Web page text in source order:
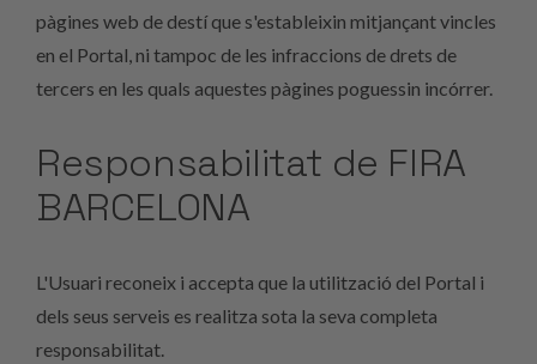
pàgines web de destí que s'estableixin mitjançant vincles
en el Portal, ni tampoc de les infraccions de drets de
tercers en les quals aquestes pàgines poguessin incórrer.
Responsabilitat de FIRA
BARCELONA
L'Usuari reconeix i accepta que la utilització del Portal i
dels seus serveis es realitza sota la seva completa
responsabilitat.